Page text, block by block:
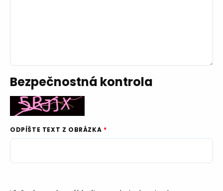
Bezpečnostná kontrola
ODPÍŠTE TEXT Z OBRÁZKA